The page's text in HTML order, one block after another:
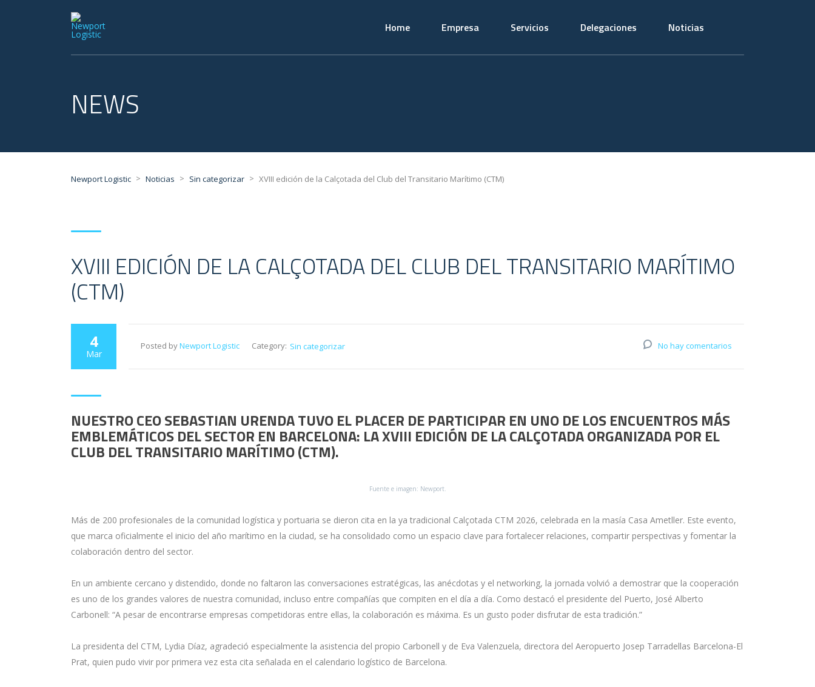
Home Empresa Servicios Delegaciones Noticias
NEWS
Newport Logistic > Noticias > Sin categorizar > XVIII edición de la Calçotada del Club del Transitario Marítimo (CTM)
XVIII EDICIÓN DE LA CALÇOTADA DEL CLUB DEL TRANSITARIO MARÍTIMO
(CTM)
4
Mar
Posted byNewport Logistic Category: Sin categorizar No hay comentarios
NUESTRO CEO SEBASTIAN URENDA TUVO EL PLACER DE PARTICIPAR EN UNO DE LOS ENCUENTROS MÁS
EMBLEMÁTICOS DEL SECTOR EN BARCELONA: LA XVIII EDICIÓN DE LA CALÇOTADA ORGANIZADA POR EL
CLUB DEL TRANSITARIO MARÍTIMO (CTM).
Fuente e imagen: Newport.
Más de 200 profesionales de la comunidad logística y portuaria se dieron cita en la ya tradicional Calçotada CTM 2026, celebrada en la masía Casa Ametller. Este evento,
que marca oficialmente el inicio del año marítimo en la ciudad, se ha consolidado como un espacio clave para fortalecer relaciones, compartir perspectivas y fomentar la
colaboración dentro del sector.
En un ambiente cercano y distendido, donde no faltaron las conversaciones estratégicas, las anécdotas y el networking, la jornada volvió a demostrar que la cooperación
es uno de los grandes valores de nuestra comunidad, incluso entre compañías que compiten en el día a día. Como destacó el presidente del Puerto, José Alberto
Carbonell: “A pesar de encontrarse empresas competidoras entre ellas, la colaboración es máxima. Es un gusto poder disfrutar de esta tradición.”
La presidenta del CTM, Lydia Díaz, agradeció especialmente la asistencia del propio Carbonell y de Eva Valenzuela, directora del Aeropuerto Josep Tarradellas Barcelona-El
Prat, quien pudo vivir por primera vez esta cita señalada en el calendario logístico de Barcelona.